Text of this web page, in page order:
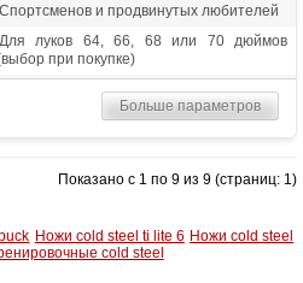
Спортсменов и продвинутых любителей
Для луков 64, 66, 68 или 70 дюймов
при покупке)
Клен и ламинат
Спортивная стрельба, турниры
Больше параметров
Показано с 1 по 9 из 9 (страниц: 1)
Ножи cold steel ti lite 6 Ножи cold steel
cold steel